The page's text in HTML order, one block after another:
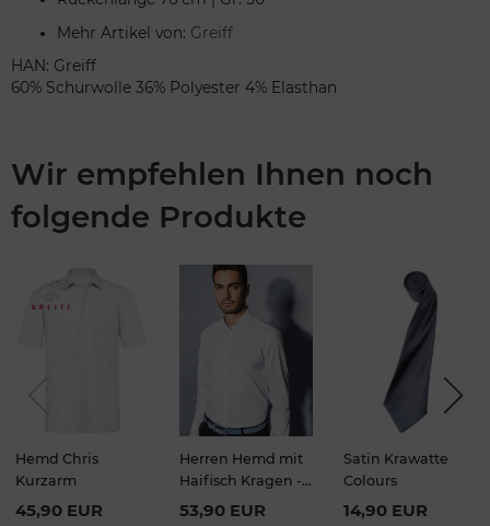
Mehr Artikel von: Greiff
HAN: Greiff
60% Schurwolle 36% Polyester 4% Elasthan
Wir empfehlen Ihnen noch
folgende Produkte
Hemd Chris
Kurzarm
45,90 EUR
Herren Hemd mit
Haifisch Kragen -
Daniel Hechter
53,90 EUR
Satin Krawatte
Colours
14,90 EUR
Next